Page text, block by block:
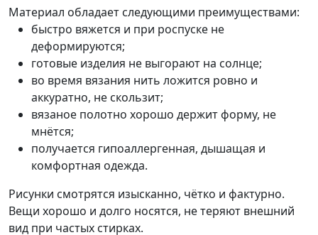
Материал обладает следующими преимуществами:
быстро вяжется и при роспуске не
деформируются;
готовые изделия не выгорают на солнце;
во время вязания нить ложится ровно и
аккуратно, не скользит;
вязаное полотно хорошо держит форму, не
мнётся;
получается гипоаллергенная, дышащая и
комфортная одежда.
Рисунки смотрятся изысканно, чётко и фактурно.
Вещи хорошо и долго носятся, не теряют внешний
вид при частых стирках.